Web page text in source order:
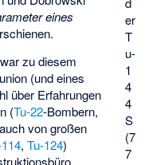
er
T
u-
1
4
4
S
(7
7
eines
zu diesem
(und eines
über Erfahrungen
(Tu-22-Bombern,
von großen
,Tu-124)